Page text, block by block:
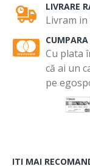
LIVRARE
Livram
Cu plata
că ai un
pe
ITI MAI